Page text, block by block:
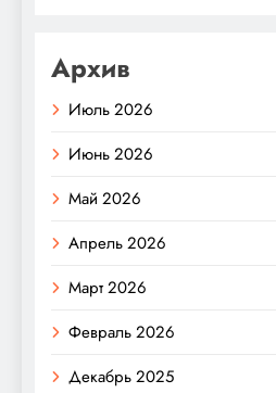
Архив
Июль 2026
Июнь 2026
Май 2026
Апрель 2026
Март 2026
Февраль 2026
Декабрь 2025